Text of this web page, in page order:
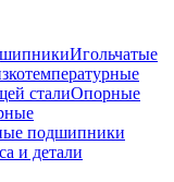
Игольчатые
сталиОпорные
подшипники
и детали